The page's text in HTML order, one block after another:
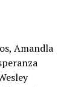
Amandla